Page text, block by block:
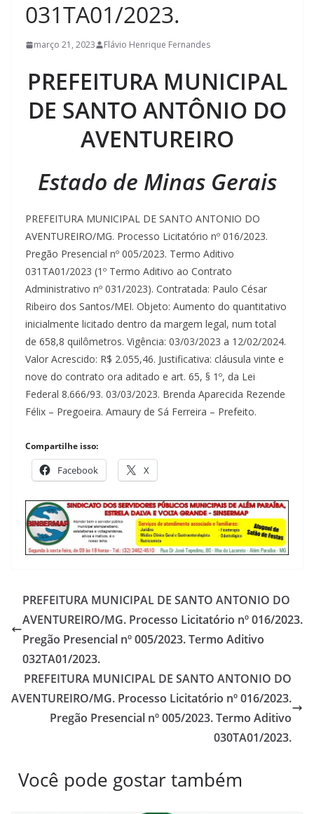
031TA01/2023.
março 21, 2023 Flávio Henrique Fernandes
PREFEITURA MUNICIPAL
DE SANTO ANTÔNIO DO
AVENTUREIRO
Estado de Minas Gerais
PREFEITURA MUNICIPAL DE SANTO ANTONIO DO
AVENTUREIRO/MG. Processo Licitatório nº 016/2023.
Pregão Presencial nº 005/2023. Termo Aditivo
031TA01/2023 (1º Termo Aditivo ao Contrato
Administrativo nº 031/2023). Contratada: Paulo César
Ribeiro dos Santos/MEI. Objeto: Aumento do quantitativo
inicialmente licitado dentro da margem legal, num total
de 658,8 quilômetros. Vigência: 03/03/2023 a 12/02/2024.
Valor Acrescido: R$ 2.055,46. Justificativa: cláusula vinte e
nove do contrato ora aditado e art. 65, § 1º, da Lei
Federal 8.666/93. 03/03/2023. Brenda Aparecida Rezende
Félix – Pregoeira. Amaury de Sá Ferreira – Prefeito.
Compartilhe isso:
Facebook X
PREFEITURA MUNICIPAL DE SANTO ANTONIO DO
AVENTUREIRO/MG. Processo Licitatório nº 016/2023.
Pregão Presencial nº 005/2023. Termo Aditivo
032TA01/2023.
PREFEITURA MUNICIPAL DE SANTO ANTONIO DO
AVENTUREIRO/MG. Processo Licitatório nº 016/2023.
Pregão Presencial nº 005/2023. Termo Aditivo
030TA01/2023.
Você pode gostar também